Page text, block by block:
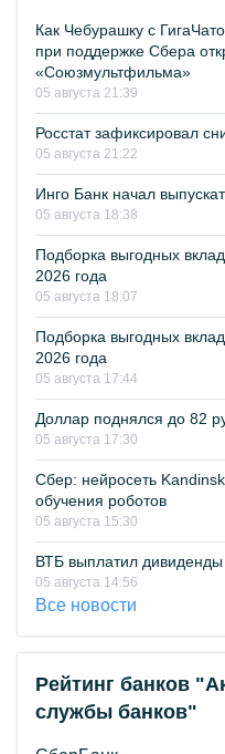
Как Чебурашку с
при поддержке Сбера
«Союзмультфильма»
05 августа 21:39
Росстат зафиксировал
05 августа 21:22
Инго Банк начал
05 августа 18:38
Подборка выгодных
2026 года
05 августа 18:07
Подборка выгодных
2026 года
05 августа 17:44
Доллар поднялся до 82
05 августа 17:30
Сбер: нейросеть
обучения роботов
05 августа 15:30
ВТБ выплатил
05 августа 14:56
Все новости
Рейтинг банков
службы банков"